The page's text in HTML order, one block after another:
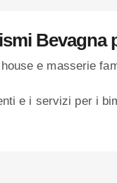
Bevagna
e masserie
e i servizi per i